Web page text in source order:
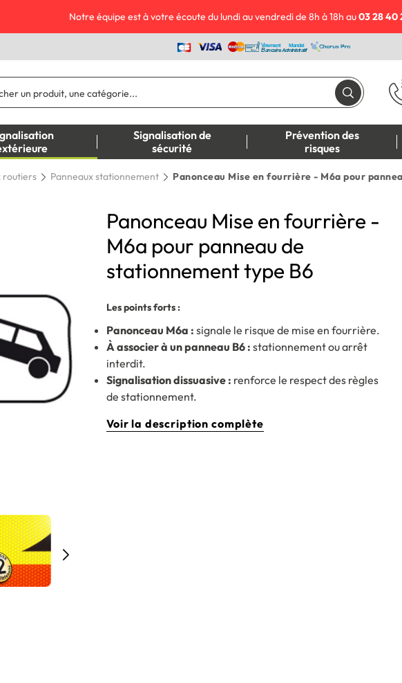
Notre équipe est à votre écoute du lundi au vendredi de 8h à 18h au03 28 40
Signalisation de
sécurité
Prévention des
risques
routiers Panneaux stationnement Panonceau Mise en fourrière - M6a pour
Panonceau Mise en fourrière -
M6a pour panneau de
stationnement type B6
Les points forts :
Panonceau M6a : signale le risque de mise en fourrière.
À associer à un panneau B6 : stationnement ou arrêt
interdit.
Signalisation dissuasive : renforce le respect des règles
de stationnement.
Voir la description complète